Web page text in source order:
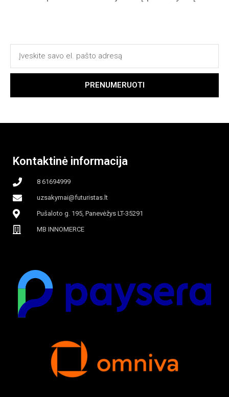
PRENUMERUOTI
Kontaktinė informacija
8 61694999
uzsakymai@futuristas.lt
Pušaloto g. 195, Panevėžys LT-35291
MB INNOMERCE